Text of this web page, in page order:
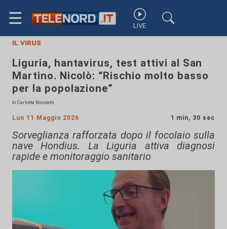
☰ LIVE
il virus
Liguria, hantavirus, test attivi al San
Martino. Nicolò: “Rischio molto basso
per la popolazione”
di Carlotta Nicoletti
Lun 11 Maggio 2026 1 min, 30 sec
Sorveglianza rafforzata dopo il focolaio sulla
nave Hondius. La Liguria attiva diagnosi
rapide e monitoraggio sanitario